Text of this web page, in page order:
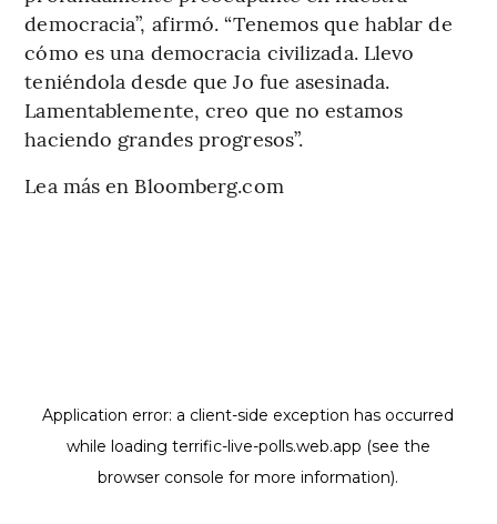
democracia”, afirmó. “Tenemos que hablar de
cómo es una democracia civilizada. Llevo
teniéndola desde que Jo fue asesinada.
Lamentablemente, creo que no estamos
haciendo grandes progresos”.
Lea más en Bloomberg.com